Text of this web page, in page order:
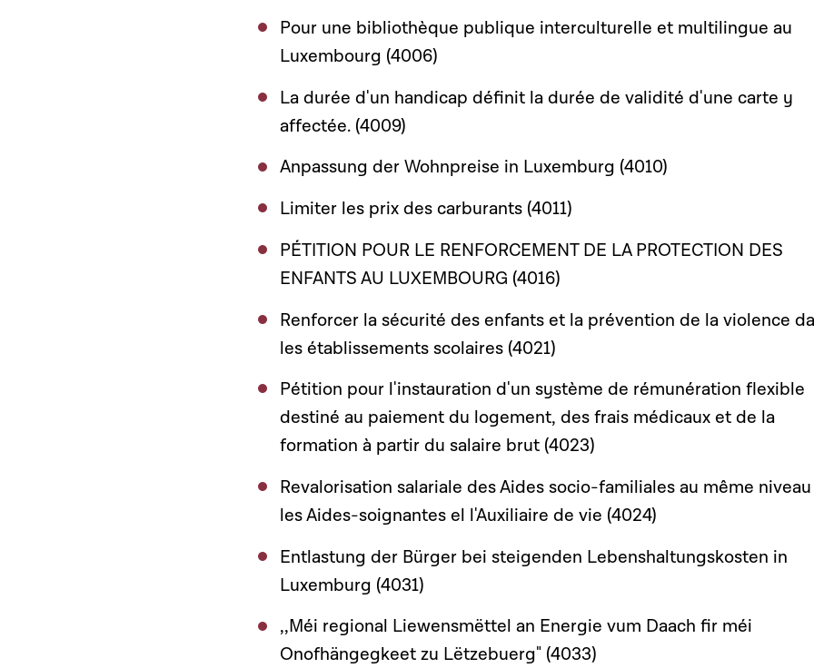
Pour une bibliothèque publique interculturelle et multilingue au
Luxembourg (4006)
La durée d'un handicap définit la durée de validité d'une carte y
affectée. (4009)
Anpassung der Wohnpreise in Luxemburg (4010)
Limiter les prix des carburants (4011)
PÉTITION POUR LE RENFORCEMENT DE LA PROTECTION DES
ENFANTS AU LUXEMBOURG (4016)
Renforcer la sécurité des enfants et la prévention de la violence
les établissements scolaires (4021)
Pétition pour l'instauration d'un système de rémunération flexible
destiné au paiement du logement, des frais médicaux et de la
formation à partir du salaire brut (4023)
Revalorisation salariale des Aides socio-familiales au même
les Aides-soignantes el l'Auxiliaire de vie (4024)
Entlastung der Bürger bei steigenden Lebenshaltungskosten in
Luxemburg (4031)
,,Méi regional Liewensmëttel an Energie vum Daach fir méi
Onofhängegkeet zu Lëtzebuerg" (4033)